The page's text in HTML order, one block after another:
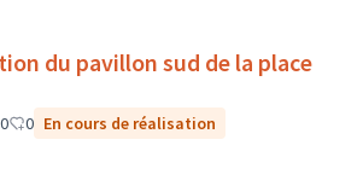
du pavillon sud de la place
0 0 En cours de réalisation